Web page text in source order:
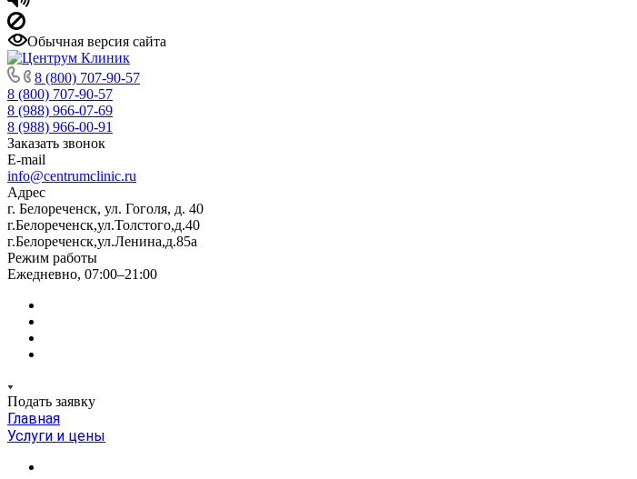
Обычная версия сайта
8 (800) 707-90-57
8 (800) 707-90-57
8 (988) 966-07-69
8 (988) 966-00-91
Заказать звонок
E-mail
info@centrumclinic.ru
Адрес
г. Белореченск, ул. Гоголя, д. 40
г.Белореченск,ул.Толстого,д.40
г.Белореченск,ул.Ленина,д.85а
Режим работы
Ежедневно, 07:00–21:00
Подать заявку
Главная
Услуги и цены